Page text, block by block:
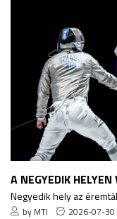
A NEGYEDIK
Negyedik hely az
by MTI 2026-07-30